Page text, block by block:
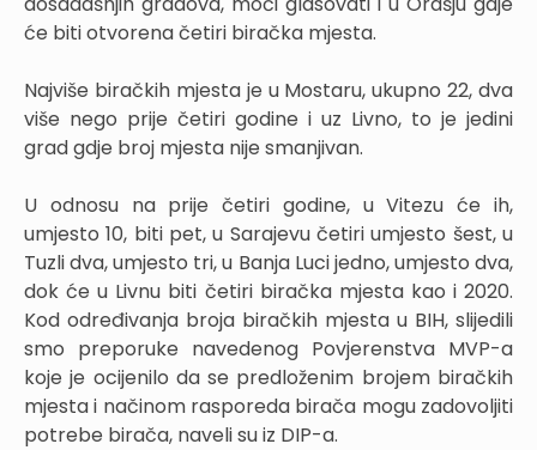
će biti otvorena četiri biračka mjesta.
Najviše biračkih mjesta je u Mostaru, ukupno 22, dva
više nego prije četiri godine i uz Livno, to je jedini
grad gdje broj mjesta nije smanjivan.
U odnosu na prije četiri godine, u Vitezu će ih,
umjesto 10, biti pet, u Sarajevu četiri umjesto šest, u
Tuzli dva, umjesto tri, u Banja Luci jedno, umjesto dva,
dok će u Livnu biti četiri biračka mjesta kao i 2020.
Kod određivanja broja biračkih mjesta u BIH, slijedili
smo preporuke navedenog Povjerenstva MVP-a
koje je ocijenilo da se predloženim brojem biračkih
mjesta i načinom rasporeda birača mogu zadovoljiti
potrebe birača, naveli su iz DIP-a.